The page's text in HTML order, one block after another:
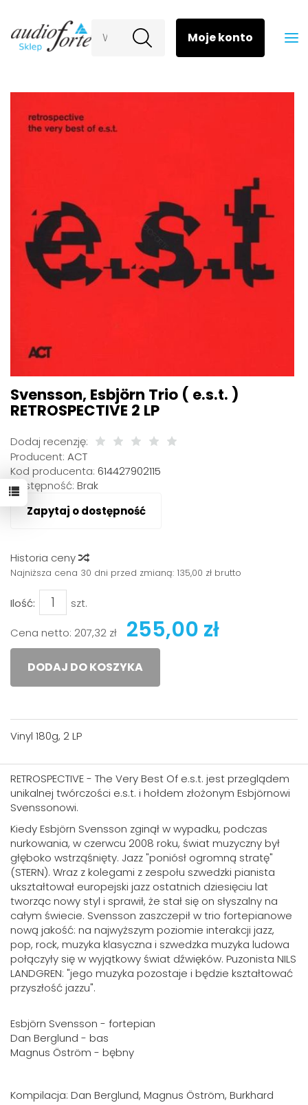
Wyszukaj
Svensson, Esbjörn Trio ( e.s.t. )
RETROSPECTIVE 2 LP
Dodaj recenzję:
Producent: ACT
Kod producenta: 614427902115
Dostępność: Brak
Zapytaj o dostępność
Historia ceny
Najniższa cena 30 dni przed zmianą: 135,00 zł brutto
Ilość: szt.
Cena netto: 207,32 zł 255,00 zł
DODAJ DO KOSZYKA
Vinyl 180g, 2 LP
RETROSPECTIVE - The Very Best Of e.s.t. jest przeglądem
unikalnej twórczości e.s.t. i hołdem złożonym Esbjörnowi
Svenssonowi.
Kiedy Esbjörn Svensson zginął w wypadku, podczas
nurkowania, w czerwcu 2008 roku, świat muzyczny był
głęboko wstrząśnięty. Jazz "poniósł ogromną stratę"
(STERN). Wraz z kolegami z zespołu szwedzki pianista
ukształtował europejski jazz ostatnich dziesięciu lat
tworząc nowy styl i sprawił, że stał się on słyszalny na
całym świecie. Svensson zaszczepił w trio fortepianowe
nową jakość: na najwyższym poziomie interakcji jazz,
pop, rock, muzyka klasyczna i szwedzka muzyka ludowa
połączyły się w wyjątkowy świat dźwięków. Puzonista NILS
LANDGREN: "jego muzyka pozostaje i będzie kształtować
przyszłość jazzu".
Esbjörn Svensson - fortepian
Dan Berglund - bas
Magnus Öström - bębny
Kompilacja: Dan Berglund, Magnus Öström, Burkhard